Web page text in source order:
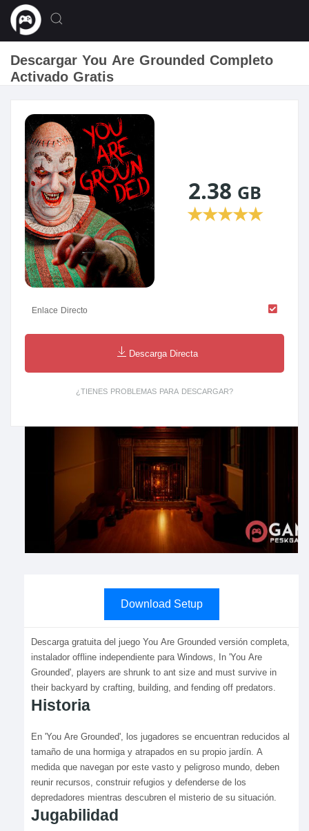
Descargar You Are Grounded Completo
Activado Gratis
Download Setup
Descarga gratuita del juego You Are Grounded versión completa,
instalador offline independiente para Windows, In 'You Are
Grounded', players are shrunk to ant size and must survive in
their backyard by crafting, building, and fending off predators.
Historia
En 'You Are Grounded', los jugadores se encuentran reducidos al
tamaño de una hormiga y atrapados en su propio jardín. A
medida que navegan por este vasto y peligroso mundo, deben
reunir recursos, construir refugios y defenderse de los
depredadores mientras descubren el misterio de su situación.
Jugabilidad
2.38 GB
★★★★★
Enlace Directo
Descarga Directa
¿TIENES PROBLEMAS PARA DESCARGAR?